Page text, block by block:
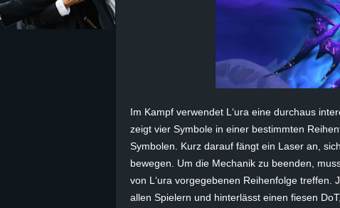
n
e
Im Kampf verwendet L‘ura eine durchaus
zeigt vier Symbole in einer bestimmten
Symbolen. Kurz darauf fängt ein Laser an,
bewegen. Um die Mechanik zu beenden,
von L‘ura vorgegebenen Reihenfolge treffen.
allen Spielern und hinterlässt einen fiesen DoT